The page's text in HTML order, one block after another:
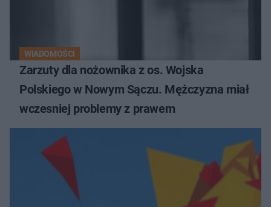
WIADOMOŚCI
Zarzuty dla nożownika z os. Wojska
Polskiego w Nowym Sączu. Mężczyzna miał
wczesniej problemy z prawem